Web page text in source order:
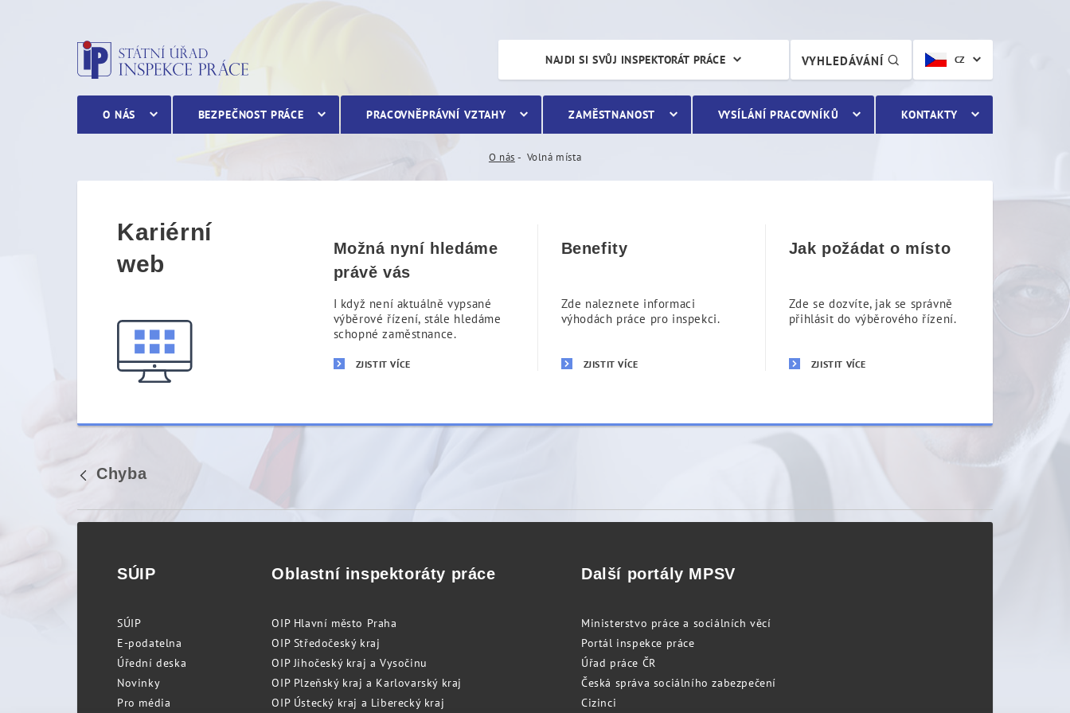
CZ
VYHLEDÁVÁNÍ
NAJDI SI SVŮJ INSPEKTORÁT PRÁCE
O NÁS BEZPEČNOST PRÁCE PRACOVNĚPRÁVNÍ VZTAHY ZAMĚSTNANOST VYSÍLÁNÍ PRACOVNÍKŮ KONTAKTY
O nás Volná místa
Kariérní
web
Možná nyní hledáme
právě vás
I když není aktuálně vypsané
výběrové řízení, stále hledáme
schopné zaměstnance.
ZJISTIT VÍCE
Benefity
Zde naleznete informaci
výhodách práce pro inspekci.
ZJISTIT VÍCE
Jak požádat o místo
Zde se dozvíte, jak se správně
přihlásit do výběrového řízení.
ZJISTIT VÍCE
Zpět
Chyba
SÚIP
SÚIP
E-podatelna
Úřední deska
Novinky
Pro média
Oblastní inspektoráty práce
OIP Hlavní město Praha
OIP Středočeský kraj
OIP Jihočeský kraj a Vysočinu
OIP Plzeňský kraj a Karlovarský kraj
OIP Ústecký kraj a Liberecký kraj
Další portály MPSV
Ministerstvo práce a sociálních věcí
Portál inspekce práce
Úřad práce ČR
Česká správa sociálního zabezpečení
Cizinci